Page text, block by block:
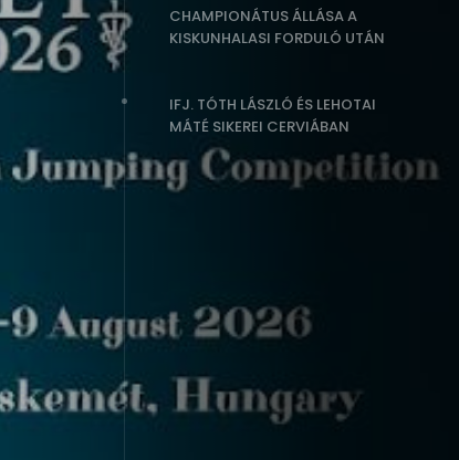
CHAMPIONÁTUS ÁLLÁSA A
KISKUNHALASI FORDULÓ UTÁN
IFJ. TÓTH LÁSZLÓ ÉS LEHOTAI
MÁTÉ SIKEREI CERVIÁBAN